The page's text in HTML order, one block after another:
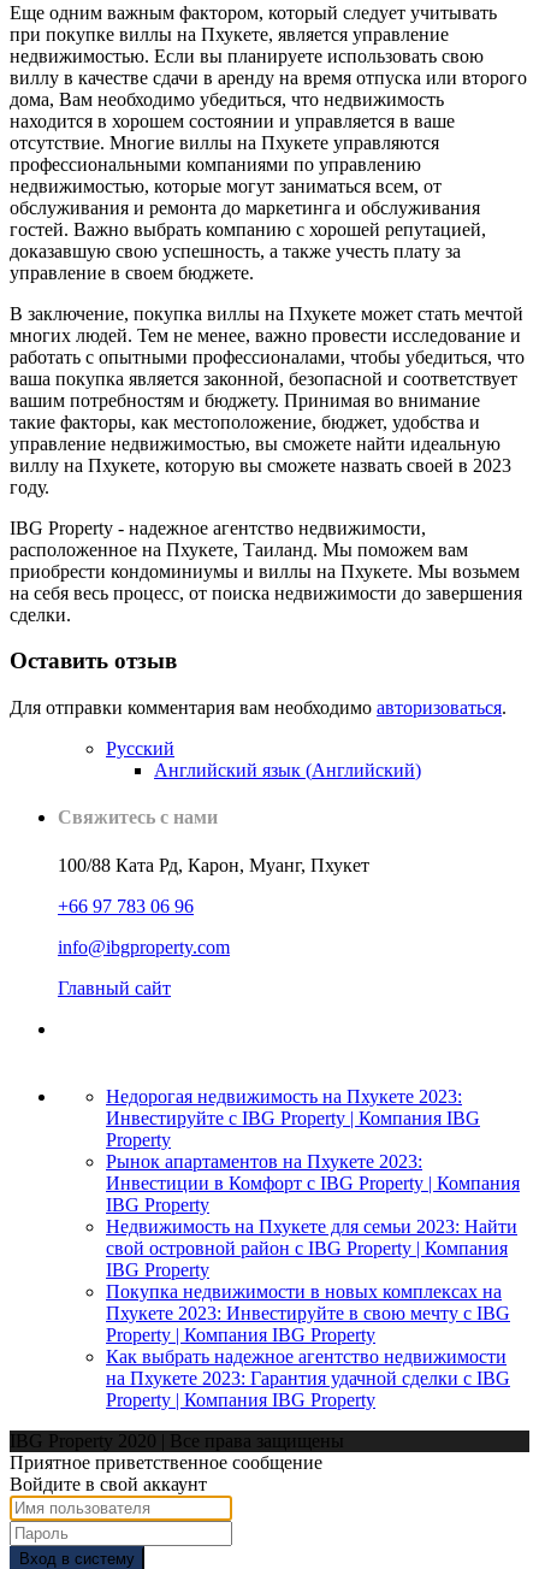
Еще одним важным фактором, который следует учитывать
при покупке виллы на Пхукете, является управление
недвижимостью. Если вы планируете использовать свою
виллу в качестве сдачи в аренду на время отпуска или второго
дома, Вам необходимо убедиться, что недвижимость
находится в хорошем состоянии и управляется в ваше
отсутствие. Многие виллы на Пхукете управляются
профессиональными компаниями по управлению
недвижимостью, которые могут заниматься всем, от
обслуживания и ремонта до маркетинга и обслуживания
гостей. Важно выбрать компанию с хорошей репутацией,
доказавшую свою успешность, а также учесть плату за
управление в своем бюджете.
В заключение, покупка виллы на Пхукете может стать мечтой
многих людей. Тем не менее, важно провести исследование и
работать с опытными профессионалами, чтобы убедиться, что
ваша покупка является законной, безопасной и соответствует
вашим потребностям и бюджету. Принимая во внимание
такие факторы, как местоположение, бюджет, удобства и
управление недвижимостью, вы сможете найти идеальную
виллу на Пхукете, которую вы сможете назвать своей в 2023
году.
IBG Property - надежное агентство недвижимости,
расположенное на Пхукете, Таиланд. Мы поможем вам
приобрести кондоминиумы и виллы на Пхукете. Мы возьмем
на себя весь процесс, от поиска недвижимости до завершения
сделки.
Оставить отзыв
Для отправки комментария вам необходимо авторизоваться.
Русский
Английский язык (Английский)
Свяжитесь с нами
100/88 Ката Рд, Карон, Муанг, Пхукет
+66 97 783 06 96
info@ibgproperty.com
Главный сайт
Недорогая недвижимость на Пхукете 2023:
Инвестируйте с IBG Property | Компания IBG
Property
Рынок апартаментов на Пхукете 2023:
Инвестиции в Комфорт с IBG Property | Компания
IBG Property
Недвижимость на Пхукете для семьи 2023: Найти
свой островной район с IBG Property | Компания
IBG Property
Покупка недвижимости в новых комплексах на
Пхукете 2023: Инвестируйте в свою мечту с IBG
Property | Компания IBG Property
Как выбрать надежное агентство недвижимости
на Пхукете 2023: Гарантия удачной сделки с IBG
Property | Компания IBG Property
IBG Property 2020 | Все права защищены
Приятное приветственное сообщение
Войдите в свой аккаунт
Вход в систему